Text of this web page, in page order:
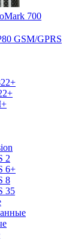
700
GSM/GPRS
2
6+
8
35